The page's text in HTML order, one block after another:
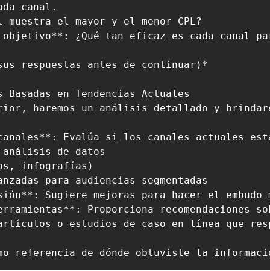
canal.
el mayor y el menor CPL?
¿Qué tan eficaz es cada canal
respuestas antes de continuar)*
en Tendencias Actuales
haremos un análisis detallado y
Evalúa si los canales actuales
de datos
infografías)
para audiencias segmentadas
Sugiere mejoras para hacer el
Proporciona
o estudios de caso en línea que
referencia de dónde obtuviste la